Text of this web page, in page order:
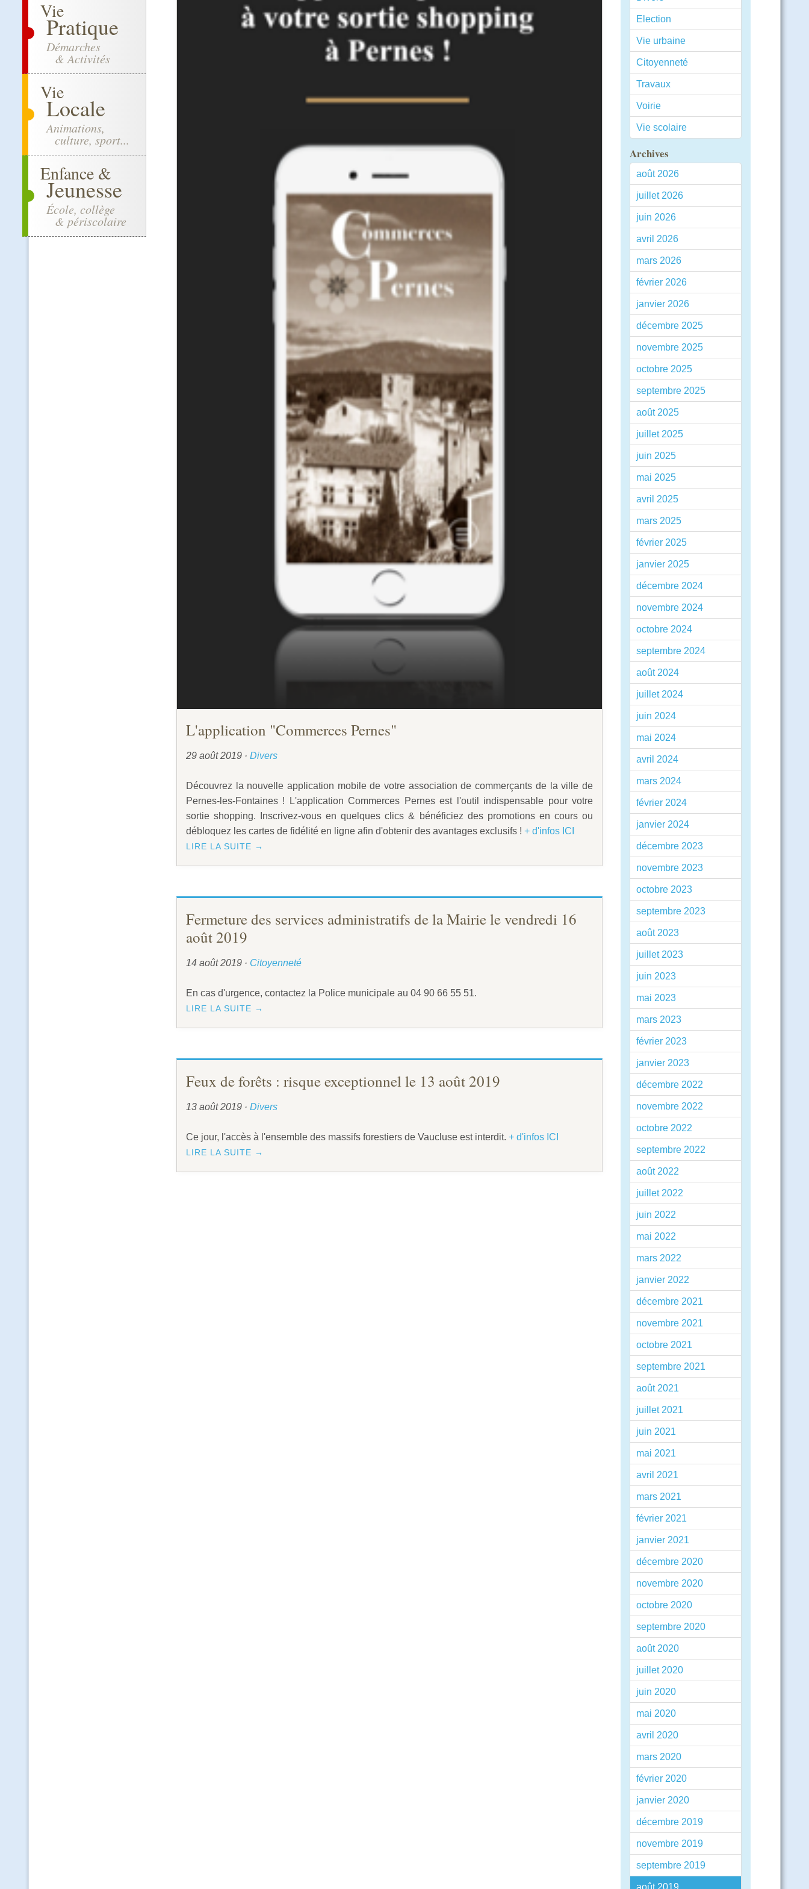
Vie
Pratique
Démarches
& Activités
Vie
Locale
Animations,
culture, sport...
Enfance &
Jeunesse
École, collège
& périscolaire
Election
Vie urbaine
Citoyenneté
Travaux
Voirie
Vie scolaire
Archives
août 2026
juillet 2026
juin 2026
avril 2026
mars 2026
février 2026
janvier 2026
décembre 2025
novembre 2025
octobre 2025
septembre 2025
août 2025
juillet 2025
juin 2025
mai 2025
avril 2025
mars 2025
février 2025
janvier 2025
décembre 2024
novembre 2024
octobre 2024
septembre 2024
août 2024
juillet 2024
juin 2024
mai 2024
avril 2024
mars 2024
février 2024
janvier 2024
décembre 2023
novembre 2023
octobre 2023
septembre 2023
août 2023
juillet 2023
juin 2023
mai 2023
mars 2023
février 2023
janvier 2023
décembre 2022
novembre 2022
octobre 2022
septembre 2022
août 2022
juillet 2022
juin 2022
mai 2022
mars 2022
janvier 2022
décembre 2021
novembre 2021
octobre 2021
septembre 2021
août 2021
juillet 2021
juin 2021
mai 2021
avril 2021
mars 2021
février 2021
janvier 2021
décembre 2020
novembre 2020
octobre 2020
septembre 2020
août 2020
juillet 2020
juin 2020
mai 2020
avril 2020
mars 2020
février 2020
janvier 2020
décembre 2019
novembre 2019
septembre 2019
août 2019
L'application "Commerces Pernes"
29 août 2019 · Divers
Découvrez la nouvelle application mobile de votre association de commerçants de la ville de
Pernes-les-Fontaines ! L'application Commerces Pernes est l'outil indispensable pour votre
sortie shopping. Inscrivez-vous en quelques clics & bénéficiez des promotions en cours ou
débloquez les cartes de fidélité en ligne afin d'obtenir des avantages exclusifs ! + d'infos ICI
LIRE LA SUITE →
Fermeture des services administratifs de la Mairie le vendredi 16
août 2019
14 août 2019 · Citoyenneté
En cas d'urgence, contactez la Police municipale au 04 90 66 55 51.
LIRE LA SUITE →
Feux de forêts : risque exceptionnel le 13 août 2019
13 août 2019 · Divers
Ce jour, l'accès à l'ensemble des massifs forestiers de Vaucluse est interdit. + d'infos ICI
LIRE LA SUITE →